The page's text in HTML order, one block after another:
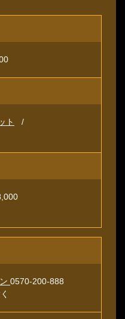
ト
0570-200-888